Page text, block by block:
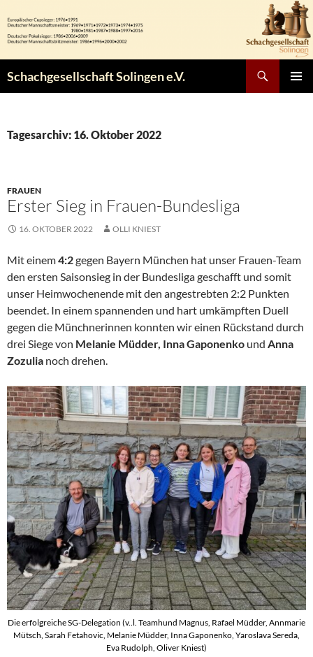
Inhalt
springen
Schachgesellschaft Solingen e.V.
Tagesarchiv: 16. Oktober 2022
FRAUEN
Erster Sieg in Frauen-Bundesliga
16. OKTOBER 2022 OLLI KNIEST
Mit einem4:2gegen Bayern München hat unser Frauen-Team
den ersten Saisonsieg in der Bundesliga geschafft und somit
unser Heimwochenende mit den angestrebten 2:2 Punkten
beendet. In einem spannenden und hart umkämpften Duell
gegen die Münchnerinnen konnten wir einen Rückstand durch
drei Siege von Melanie Müdder, Inna Gaponenko und Anna
Zozulia noch drehen.
Die erfolgreiche SG-Delegation (v..l. Teamhund Magnus, Rafael Müdder, Annmarie
Mütsch, Sarah Fetahovic, Melanie Müdder, Inna Gaponenko, Yaroslava Sereda,
Eva Rudolph, Oliver Kniest)